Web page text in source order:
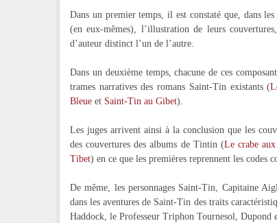
Dans un premier temps, il est constaté que, dans
(en eux-mêmes), l’illustration de leurs
d’auteur distinct l’un de l’autre.
Dans un deuxième temps, chacune de ces
trames narratives des romans Saint-Tin existants (
Bleue et Saint-Tin au Gibet).
Les juges arrivent ainsi à la conclusion que les
des couvertures des albums de Tintin (Le crabe
Tibet) en ce que les premières reprennent les codes
De même, les personnages Saint-Tin, Capitaine
dans les aventures de Saint-Tin des traits
Haddock, le Professeur Triphon Tournesol, Dupond